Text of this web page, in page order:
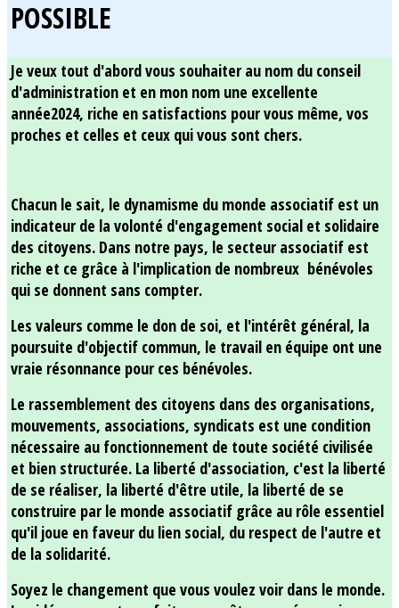
POSSIBLE
Je veux tout d'abord vous souhaiter au nom du conseil
d'administration et en mon nom une excellente
année2024, riche en satisfactions pour vous même, vos
proches et celles et ceux qui vous sont chers.
Chacun le sait, le dynamisme du monde associatif est un
indicateur de la volonté d'engagement social et solidaire
des citoyens. Dans notre pays, le secteur associatif est
riche et ce grâce à l'implication de nombreux bénévoles
qui se donnent sans compter.
Les valeurs comme le don de soi, et l'intérêt général, la
poursuite d'objectif commun, le travail en équipe ont une
vraie résonnance pour ces bénévoles.
Le rassemblement des citoyens dans des organisations,
mouvements, associations, syndicats est une condition
nécessaire au fonctionnement de toute société civilisée
et bien structurée. La liberté d'association, c'est la liberté
de se réaliser, la liberté d'être utile, la liberté de se
construire par le monde associatif grâce au rôle essentiel
qu'il joue en faveur du lien social, du respect de l'autre et
de la solidarité.
Soyez le changement que vous voulez voir dans le monde.